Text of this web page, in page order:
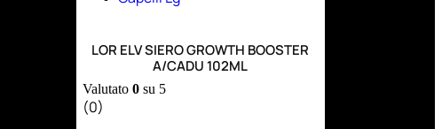
LOR ELV SIERO GROWTH BOOSTER
A/CADU 102ML
Valutato 0su 5
(0)